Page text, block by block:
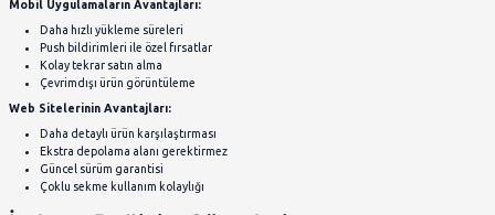
Ürün Değerlendirmeleri:
Müşteri yorumlarını dikkatli okuyun
Video incelemelerini izleyin
Sosyal medya deneyimlerini araştırın
Teknik Özellikler:
Ürün boyutları ve spesifikasyonlarını kontrol edin